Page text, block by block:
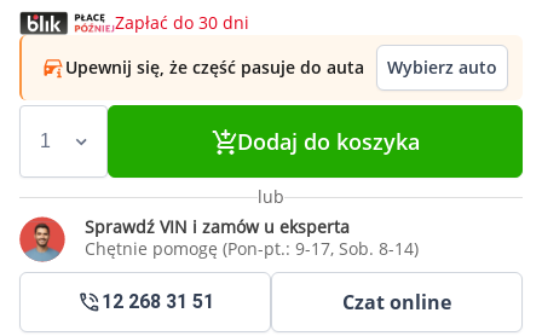
Zapłać do 30 dni
Upewnij się, że część pasuje do auta
Wybierz auto
Dodaj do koszyka
lub
Sprawdź VIN i zamów u eksperta
Chętnie pomogę (Pon-pt.: 9-17, Sob. 8-14)
12 268 31 51 Czat online